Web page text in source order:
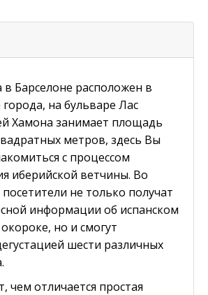
Барселоне расположен в
на бульваре Лас
Хамона занимает площадь
метров, здесь Вы
с процессом
иберийской ветчины. Во
не только получат
информации об испанском
но и смогут
шести различных
чем отличается простая